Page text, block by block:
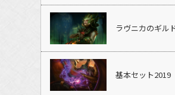
ラヴニカのギル
基本セット2019